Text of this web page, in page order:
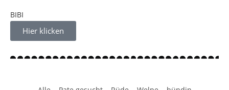
BIBI
Hier klicken